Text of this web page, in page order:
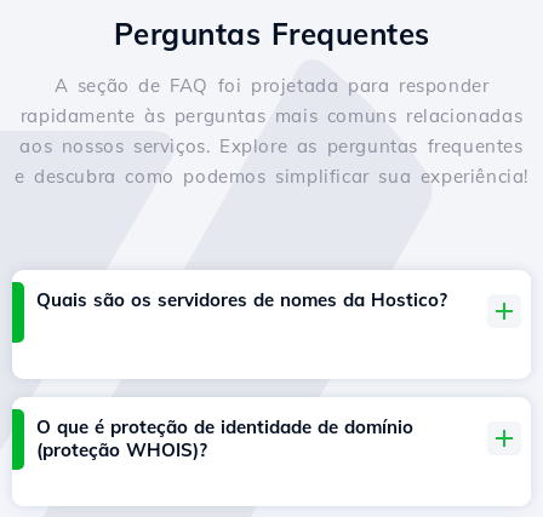
Perguntas Frequentes
A seção de FAQ foi projetada para responder
rapidamente às perguntas mais comuns relacionadas
aos nossos serviços. Explore as perguntas frequentes
e descubra como podemos simplificar sua experiência!
Quais são os servidores de nomes da Hostico?
O que é proteção de identidade de domínio
(proteção WHOIS)?